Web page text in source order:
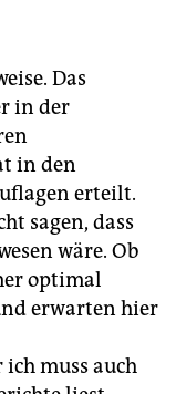
Das
in der
in den
erteilt.
sagen, dass
wäre. Ob
optimal
erwarten hier
muss auch